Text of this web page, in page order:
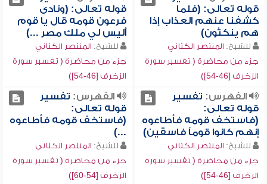
قوله تعالى: (فلما
كشفنا عنهم العذاب إذا
هم ينكثون)
للشيخ: المنتصر الكتاني
جزء من محاضرة ( تفسير سورة
الزخرف [46-54])
قوله تعالى: (ونادى
فرعون قومه قال يا قوم
أليس لي ملك مصر ...)
للشيخ: المنتصر الكتاني
جزء من محاضرة ( تفسير سورة
الزخرف [46-54])
الفهرس: تفسير
قوله تعالى:
(فاستخف قومه فأطاعوه
إنهم كانوا قوماً فاسقين)
للشيخ: المنتصر الكتاني
جزء من محاضرة ( تفسير سورة
الزخرف [46-54])
الفهرس: تفسير
قوله تعالى:
(فاستخف قومه فأطاعوه
...)
للشيخ: المنتصر الكتاني
جزء من محاضرة ( تفسير سورة
الزخرف [54-60])